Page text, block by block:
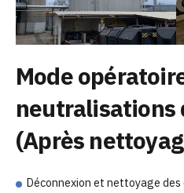
Mode
neutralisations
(Après
Déconnexion et nettoyage